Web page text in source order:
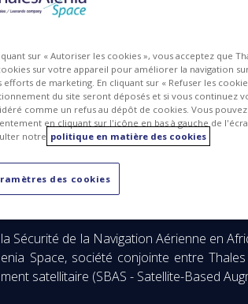
Space unissent leurs efforts en
Sécurité de la Navigation Aérienne en
Space, société conjointe entre
satellitaire (SBAS - Satellite-Based
sur « Autoriser les cookies », vous acceptez que
sur votre appareil pour améliorer la navigation
efforts de marketing. En cliquant sur « Refuser les
du site seront déposés et si vous continuez
comme un refus au dépôt de cookies. Vous
en cliquant sur l'icône en bas à gauche de
notre politique en matière des cookies
des cookies